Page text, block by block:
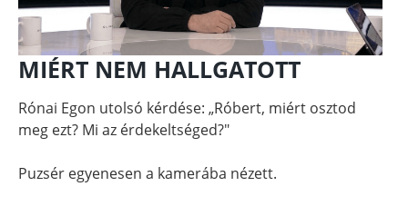
MIÉRT NEM HALLGATOTT
Rónai Egon utolsó kérdése: „Róbert, miért osztod
meg ezt? Mi az érdekeltséged?"
Puzsér egyenesen a kamerába nézett.